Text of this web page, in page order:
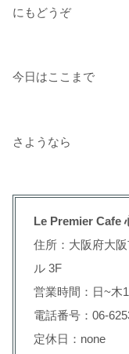
にもどうぞ
今日はここまで
さようなら
Le Premier Cafe
住所：大阪府大
ル 3F
営業時間：日~木
電話番号：06-
定休日：none